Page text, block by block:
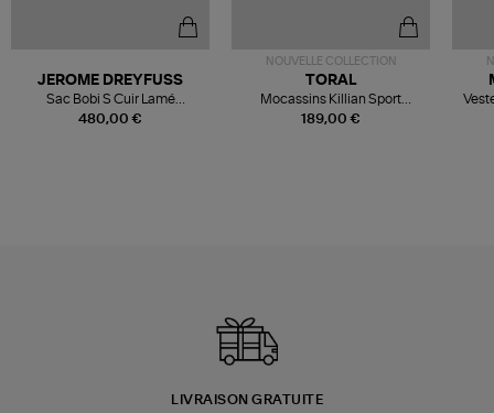
480,00 €
JEROME DREYFUSS
Sac Bobi S Cuir Lamé
Champagne
NOUVELLE COLLECTION
189,00 €
TORAL
Mocassins Killian Sport
Mousse
LIVRAISON GRATUITE